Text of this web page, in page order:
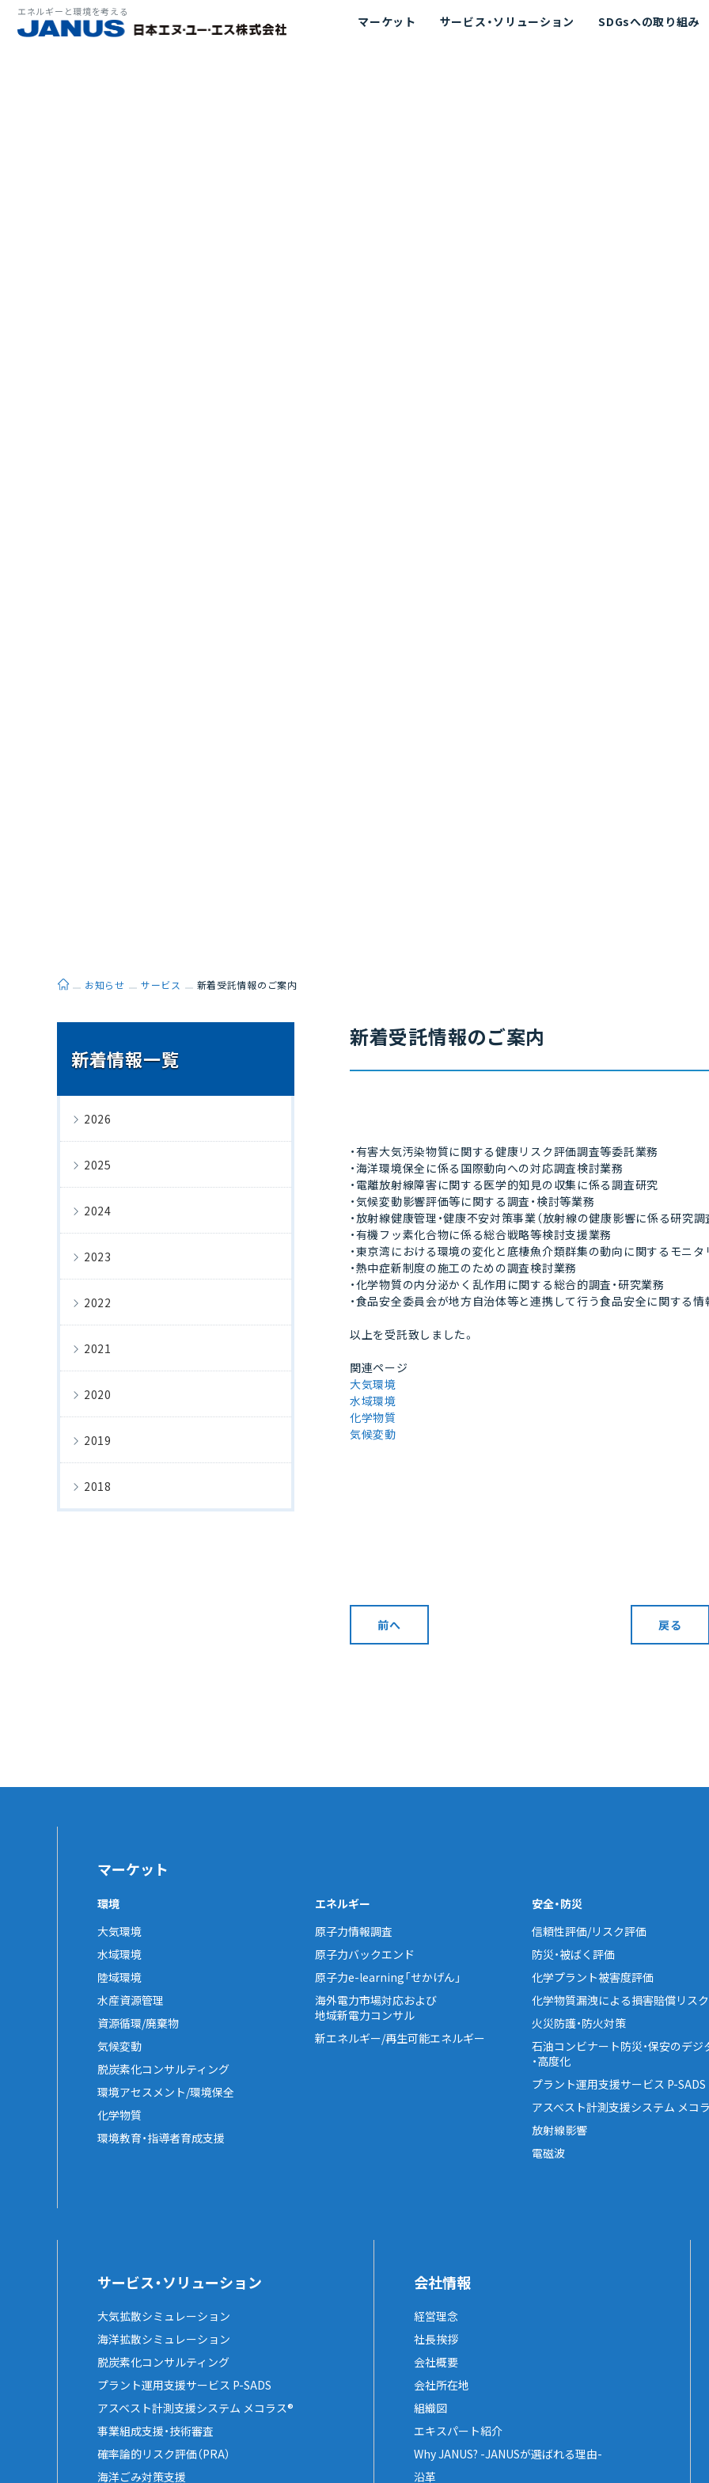
エネルギーと環境を考える
マーケット サービス・ソリューション SDGsへの取り組み
ホームお知らせ サービス 新着受託情報のご案内
新着受託情報のご案内
・有害大気汚染物質に関する健康リスク評価調査等委託業務
・海洋環境保全に係る国際動向への対応調査検討業務
・電離放射線障害に関する医学的知見の収集に係る調査研究
・気候変動影響評価等に関する調査・検討等業務
・放射線健康管理・健康不安対策事業（放射線の健康影響に係る研究
・有機フッ素化合物に係る総合戦略等検討支援業務
・東京湾における環境の変化と底棲魚介類群集の動向に関するモニ
・熱中症新制度の施工のための調査検討業務
・化学物質の内分泌かく乱作用に関する総合的調査・研究業務
・食品安全委員会が地方自治体等と連携して行う食品安全に関する
以上を受託致しました。
関連ページ
大気環境
水域環境
化学物質
気候変動
前へ 戻る
新着情報一覧
2026
2025
2024
2023
2022
2021
2020
2019
2018
マーケット
環境
大気環境
水域環境
陸域環境
水産資源管理
資源循環/廃棄物
気候変動
脱炭素化コンサルティング
環境アセスメント/環境保全
化学物質
環境教育・指導者育成支援
エネルギー
原子力情報調査
原子力バックエンド
原子力e-learning「せかげん」
海外電力市場対応および
地域新電力コンサル
新エネルギー/再生可能エネルギー
安全・防災
信頼性評価/リスク評価
防災・被ばく評価
化学プラント被害度評価
化学物質漏洩による損害賠償リス
火災防護・防火対策
石油コンビナート防災・保安のデジ
・高度化
プラント運用支援サービス P-SADS
アスベスト計測支援システム メコ
放射線影響
電磁波
サービス・ソリューション
大気拡散シミュレーション
海洋拡散シミュレーション
脱炭素化コンサルティング
プラント運用支援サービス P-SADS
アスベスト計測支援システム メコラス®
事業組成支援・技術審査
確率論的リスク評価（PRA）
海洋ごみ対策支援
会社情報
経営理念
社長挨拶
会社概要
会社所在地
組織図
エキスパート紹介
Why JANUS? -JANUSが選ばれる理由-
沿革